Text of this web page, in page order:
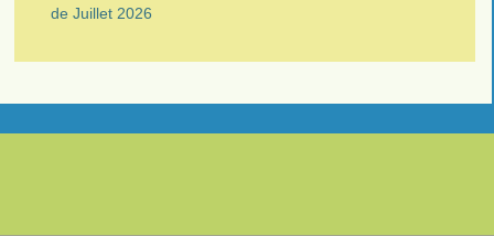
de Juillet 2026